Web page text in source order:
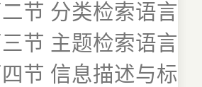
节 分类检索语言
节 主题检索语言
节 信息描述与标引